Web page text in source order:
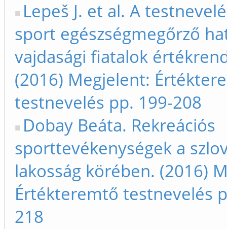
Lepeš J. et al. A
sport egészségmegőrző
vajdasági fiatalok
(2016) Megjelent:
testnevelés pp. 199-208
Dobay Beáta. Rekreációs
sporttevékenységek a
lakosság körében. (2016)
Értékteremtő testnevelés
218